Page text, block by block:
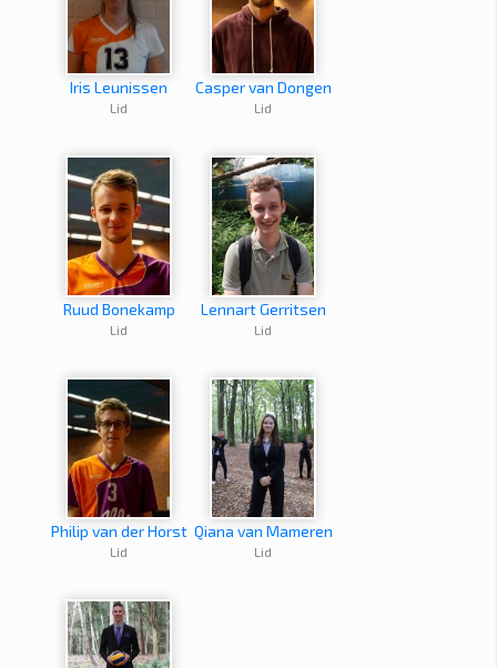
Iris Leunissen
Lid
Casper van Dongen
Lid
Ruud Bonekamp
Lid
Lennart Gerritsen
Lid
Philip van der Horst
Lid
Qiana van Mameren
Lid